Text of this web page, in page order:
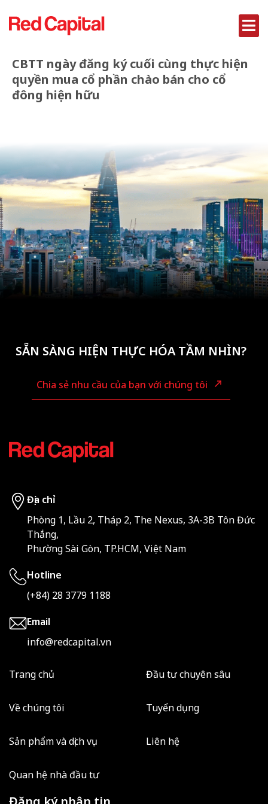
CBTT ngày đăng ký cuối cùng thực hiện
quyền mua cổ phần chào bán cho cổ
đông hiện hữu
SẴN SÀNG HIỆN THỰC HÓA TẦM NHÌN?
Chia sẻ nhu cầu của bạn với chúng tôi
Địa chỉ
Phòng 1, Lầu 2, Tháp 2, The Nexus, 3A-3B Tôn Đức
Thắng,
Phường Sài Gòn, TP.HCM, Việt Nam
Hotline
(+84) 28 3779 1188
Email
info@redcapital.vn
Trang chủ
Về chúng tôi
Sản phẩm và dịch vụ
Quan hệ nhà đầu tư
Đầu tư chuyên sâu
Tuyển dụng
Liên hệ